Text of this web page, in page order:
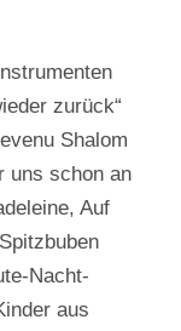
zurück“
Shalom
uns schon an
Auf
Nacht-
aus